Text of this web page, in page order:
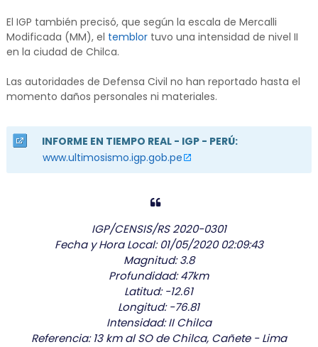
El IGP también precisó, que según la escala de Mercalli
Modificada (MM), el temblortuvo una intensidad de nivel II
en la ciudad de Chilca.
Las autoridades de Defensa Civil no han reportado hasta el
momento daños personales ni materiales.
INFORME EN TIEMPO REAL - IGP - PERÚ:
www.ultimosismo.igp.gob.pe
IGP/CENSIS/RS 2020-0301
Fecha y Hora Local: 01/05/2020 02:09:43
Magnitud: 3.8
Profundidad: 47km
Latitud: -12.61
Longitud: -76.81
Intensidad: II Chilca
Referencia: 13 km al SO de Chilca, Cañete - Lima